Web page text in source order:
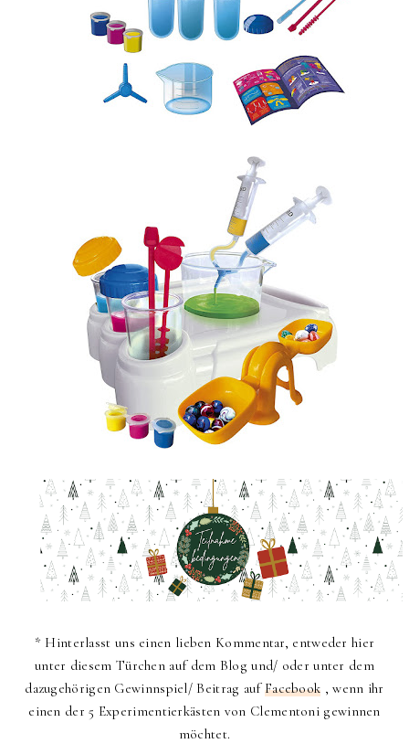
* Hinterlasst uns einen lieben Kommentar, entweder hier
unter diesem Türchen auf dem Blog und/ oder unter dem
dazugehörigen Gewinnspiel/ Beitrag aufFacebook , wenn ihr
einen der 5 Experimentierkästen von Clementoni gewinnen
möchtet.